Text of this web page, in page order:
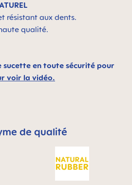
résistant aux dents.
qualité.
sucette en toute sécurité pour
voir la vidéo.
Icon Bar
de qualité